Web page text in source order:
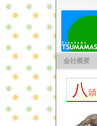
会社概要
八 頭